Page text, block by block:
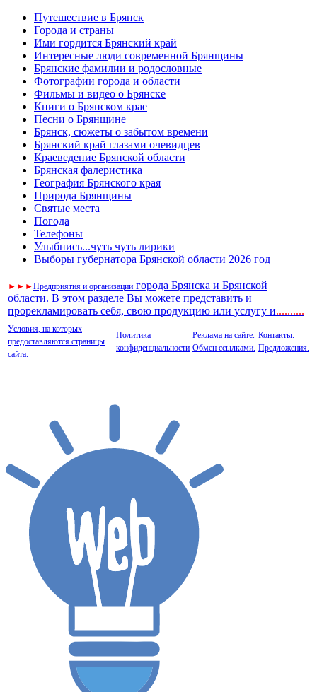
Путешествие в Брянск
Города и страны
Ими гордится Брянский край
Интересные люди современной Брянщины
Брянские фамилии и родословные
Фотографии города и области
Фильмы и видео о Брянске
Книги о Брянском крае
Песни о Брянщине
Брянск, сюжеты о забытом времени
Брянский край глазами очевидцев
Краеведение Брянской области
Брянская фалеристика
География Брянского края
Природа Брянщины
Святые места
Погода
Телефоны
Улыбнись...чуть чуть лирики
Выборы губернатора Брянской области 2026 год
► ► ►Предприятия и организации города Брянска и Брянской
области. В этом разделе Вы можете представить и
прорекламировать себя, свою продукцию или услугу и..........
Условия, на которых
предоставляются страницы
сайта.
Политика
конфиденциальности
Реклама на сайте.
Обмен ссылками.
Контакты.
Предложения.